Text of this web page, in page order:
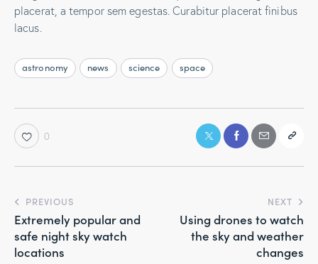
placerat, a tempor sem egestas. Curabitur placerat finibus
lacus.
astronomy news science space
0
PREVIOUS
Extremely popular and
safe night sky watch
locations
NEXT
Using drones to watch
the sky and weather
changes